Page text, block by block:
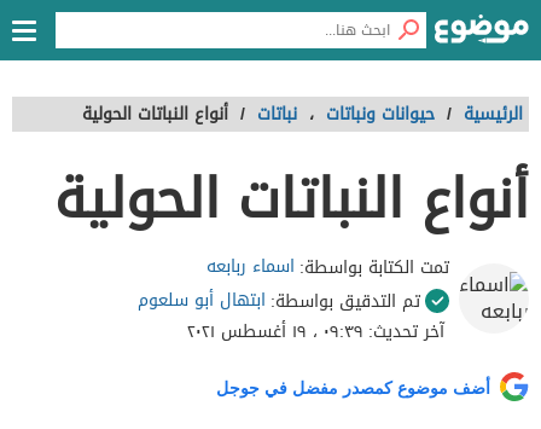
الرئيسية / حيوانات ونباتات ، نباتات / أنواع النباتات الحولية
أنواع النباتات الحولية
تمت الكتابة بواسطة: اسماء ربابعه
تم التدقيق بواسطة: ابتهال أبو سلعوم
آخر تحديث: ٠٩:٣٩ ، ١٩ أغسطس ٢٠٢١
أضف موضوع كمصدر مفضل في جوجل